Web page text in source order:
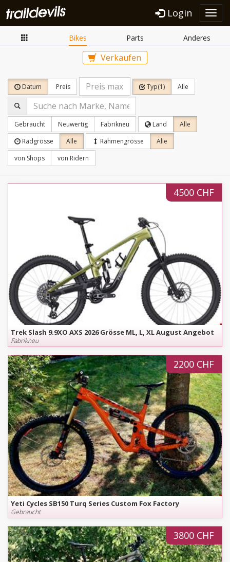
Login
Bikes Parts Anderes
Verkaufen
Datum Preis Typ(1) Alle
Gebraucht Neuwertig Fabrikneu Land
Alle
Radgrösse
Alle Rahmengrösse
Alle
von Shops
von Ridern
4500 CHF
Trek Slash 9.9XO AXS 2026 Grösse ML, L, XL August Angebot
Fabrikneu
2200 CHF
Yeti Cycles SB150 Turq Series Custom Fox Factory
Gebraucht
3800 CHF